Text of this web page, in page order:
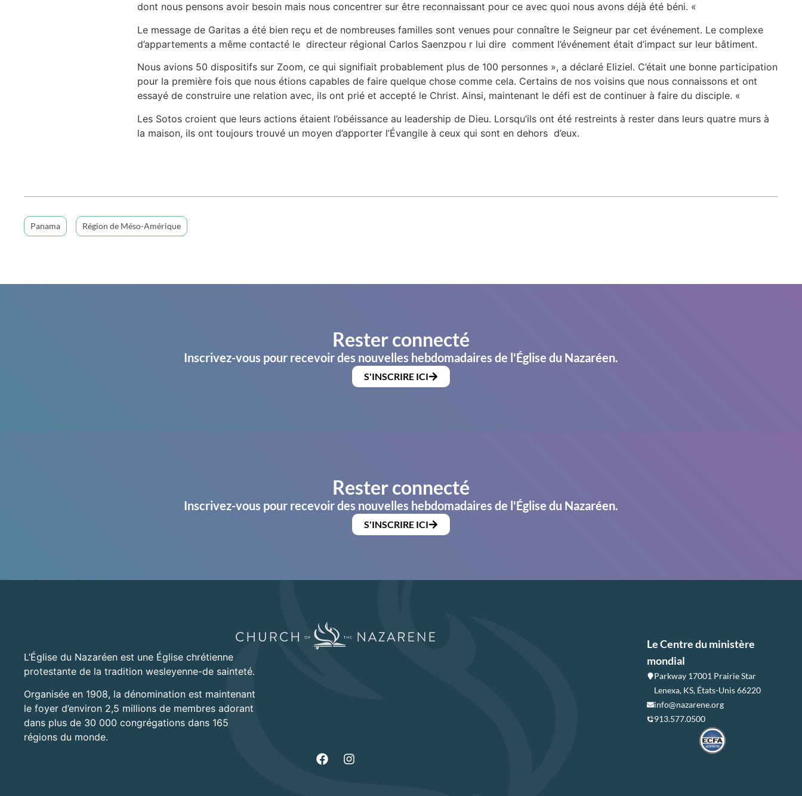
dont nous pensons avoir besoin mais nous concentrer sur être reconnaissant pour ce avec quoi nous avons déjà été béni. «
Le message de Garitas a été bien reçu et de nombreuses familles sont venues pour connaître le Seigneur par cet événement. Le complexe
d’appartements a même contacté le directeur régional Carlos Saenzpou r lui dire comment l’événement était d’impact sur leur bâtiment.
Nous avions 50 dispositifs sur Zoom, ce qui signifiait probablement plus de 100 personnes », a déclaré Eliziel. C’était une bonne participation
pour la première fois que nous étions capables de faire quelque chose comme cela. Certains de nos voisins que nous connaissons et ont
essayé de construire une relation avec, ils ont prié et accepté le Christ. Ainsi, maintenant le défi est de continuer à faire du disciple. «
Les Sotos croient que leurs actions étaient l’obéissance au leadership de Dieu. Lorsqu’ils ont été restreints à rester dans leurs quatre murs à
la maison, ils ont toujours trouvé un moyen d’apporter l’Évangile à ceux qui sont en dehors d’eux.
Panama Région de Méso-Amérique
Rester connecté
Inscrivez-vous pour recevoir des nouvelles hebdomadaires de l'Église du Nazaréen.
S'INSCRIRE ICI
Rester connecté
Inscrivez-vous pour recevoir des nouvelles hebdomadaires de l'Église du Nazaréen.
S'INSCRIRE ICI
L’Église du Nazaréen est une Église chrétienne
protestante de la tradition wesleyenne-de sainteté.
Organisée en 1908, la dénomination est maintenant
le foyer d’environ 2,5 millions de membres adorant
dans plus de 30 000 congrégations dans 165
régions du monde.
Le Centre du ministère
mondial
Parkway 17001 Prairie Star
Lenexa, KS, États-Unis 66220
info@nazarene.org
913.577.0500